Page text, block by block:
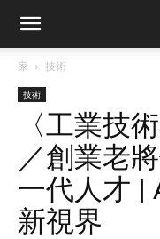
家 技術
技術
〈工業技
／創業老
一代人才 |
新視界